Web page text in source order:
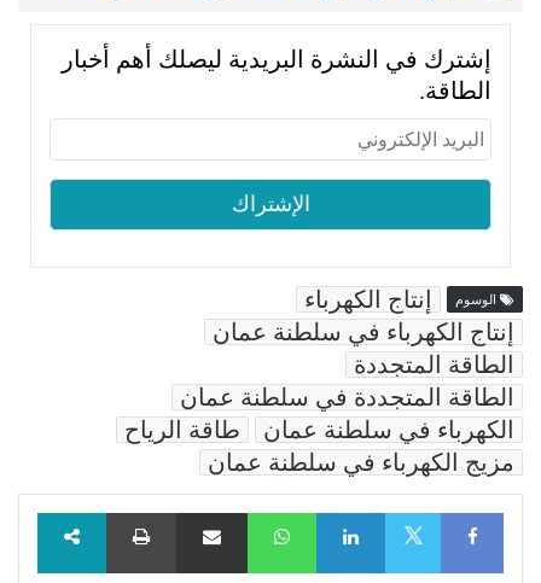
إشترك في النشرة البريدية ليصلك أهم أخبار
الطاقة.
الوسوم
إنتاج الكهرباء
إنتاج الكهرباء في سلطنة عمان
الطاقة المتجددة
الطاقة المتجددة في سلطنة عمان
الكهرباء في سلطنة عمان
طاقة الرياح
مزيج الكهرباء في سلطنة عمان
Facebook
LinkedIn
WhatsAppمشاركة عبر البريد طباعة